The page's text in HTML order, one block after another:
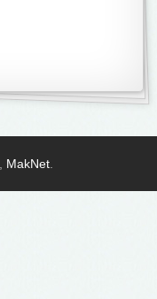
MakNet.